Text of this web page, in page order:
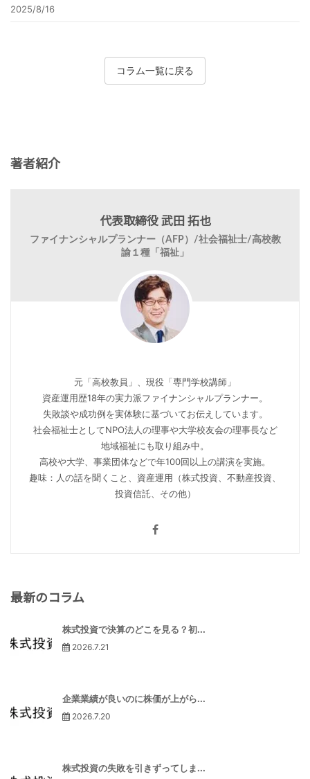
2025/8/16
コラム一覧に戻る
著者紹介
代表取締役 武田 拓也
ファイナンシャルプランナー（AFP）/社会福祉士/高校教
諭１種「福祉」
元「高校教員」、現役「専門学校講師」
資産運用歴18年の実力派ファイナンシャルプランナー。
失敗談や成功例を実体験に基づいてお伝えしています。
社会福祉士としてNPO法人の理事や大学校友会の理事長など
地域福祉にも取り組み中。
高校や大学、事業団体などで年100回以上の講演を実施。
趣味：人の話を聞くこと、資産運用（株式投資、不動産投資、
投資信託、その他）
最新のコラム
株式投資で決算のどこを見る？初...
2026.7.21
企業業績が良いのに株価が上がら...
2026.7.20
株式投資の失敗を引きずってしま...